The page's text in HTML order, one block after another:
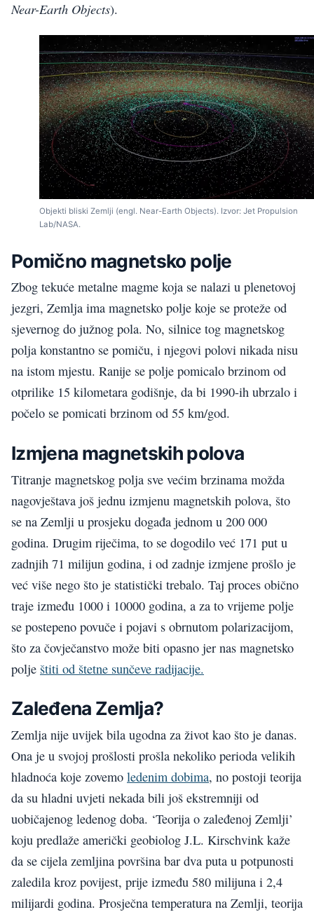
Near-Earth Objects).
Objekti bliski Zemlji (engl. Near-Earth Objects). Izvor: Jet Propulsion
Lab/NASA.
Pomično magnetsko polje
Zbog tekuće metalne magme koja se nalazi u plenetovoj
jezgri, Zemlja ima magnetsko polje koje se proteže od
sjevernog do južnog pola. No, silnice tog magnetskog
polja konstantno se pomiču, i njegovi polovi nikada nisu
na istom mjestu. Ranije se polje pomicalo brzinom od
otprilike 15 kilometara godišnje, da bi 1990-ih ubrzalo i
počelo se pomicati brzinom od 55 km/god.
Izmjena magnetskih polova
Titranje magnetskog polja sve većim brzinama možda
nagovještava još jednu izmjenu magnetskih polova, što
se na Zemlji u prosjeku događa jednom u 200 000
godina. Drugim riječima, to se dogodilo već 171 put u
zadnjih 71 milijun godina, i od zadnje izmjene prošlo je
već više nego što je statistički trebalo. Taj proces obično
traje između 1000 i 10000 godina, a za to vrijeme polje
se postepeno povuče i pojavi s obrnutom polarizacijom,
što za čovječanstvo može biti opasno jer nas magnetsko
polje štiti od štetne sunčeve radijacije.
Zaleđena Zemlja?
Zemlja nije uvijek bila ugodna za život kao što je danas.
Ona je u svojoj prošlosti prošla nekoliko perioda velikih
hladnoća koje zovemo ledenim dobima, no postoji teorija
da su hladni uvjeti nekada bili još ekstremniji od
uobičajenog ledenog doba. ‘Teorija o zaleđenoj Zemlji’
koju predlaže američki geobiolog J.L. Kirschvink kaže
da se cijela zemljina površina bar dva puta u potpunosti
zaledila kroz povijest, prije između 580 milijuna i 2,4
milijardi godina. Prosječna temperatura na Zemlji, teorija